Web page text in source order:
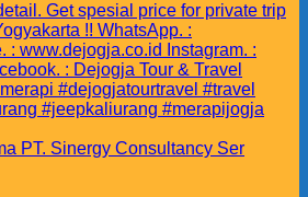
PT. Sinergy Consultancy Ser